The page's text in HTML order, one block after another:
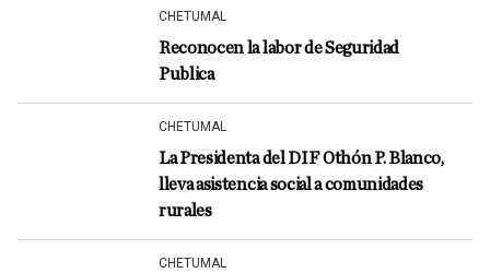
CHETUMAL
Reconocen la labor de Seguridad
Publica
CHETUMAL
La Presidenta del DIF Othón P. Blanco,
lleva asistencia social a comunidades
rurales
CHETUMAL